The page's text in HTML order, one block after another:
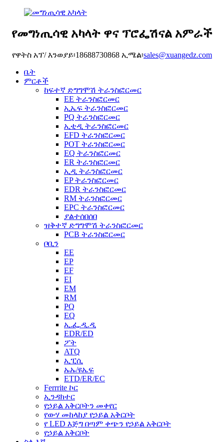
የመግነጢሳዊ አካላት ዋና ፕሮፌሽናል አምራች
የዋትስ አፕ/ እንወያይ፡18688730868 ኢሜል፡sales@xuangedz.com
ቤት
ምርቶች
ከፍተኛ ድግግሞሽ ትራንስፎርመር
EE ትራንስፎርመር
ኢኤፍ ትራንስፎርመር
PQ ትራንስፎርመር
ኢቲዲ ትራንስፎርመር
EFD ትራንስፎርመር
POT ትራንስፎርመር
EQ ትራንስፎርመር
ER ትራንስፎርመር
ኢዲ ትራንስፎርመር
EP ትራንስፎርመር
EDR ትራንስፎርመር
RM ትራንስፎርመር
EPC ትራንስፎርመር
ያልተሰበሰበ
ዝቅተኛ ድግግሞሽ ትራንስፎርመር
PCB ትራንስፎርመር
ቦቢን
EE
EP
EF
EI
EM
RM
PQ
EQ
ኢ.ፌ.ዲ.ዲ
EDR/ED
ፖት
ATQ
ኢፒሲ
ኡኡ/ዩኤፍ
ETD/ER/EC
Ferrrite ኮር
ኢንዳክተር
የኃይል አቅርቦትን መቀየር
የውሃ መከላከያ የኃይል አቅርቦት
የ LED እጅግ በጣም ቀጭን የኃይል አቅርቦት
የኃይል አቅርቦት